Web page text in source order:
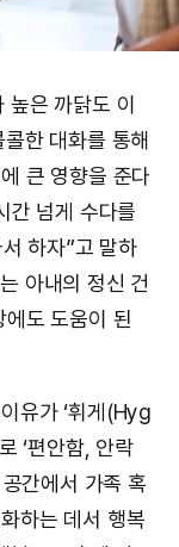
은 까닭도 이
한 대화를 통해
큰 영향을 준다
간 넘게 수다를
하자”고 말하
아내의 정신 건
도 도움이 된
유가 ‘휘게(Hyg
‘편안함, 안락
간에서 가족 혹
하는 데서 행복